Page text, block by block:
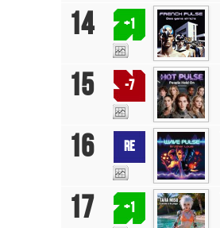
14 +1
15 -7
16 RE
17 +1